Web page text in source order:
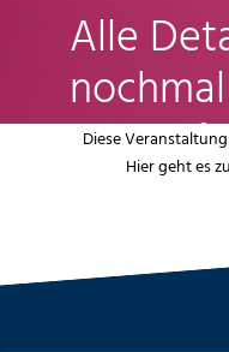
Alle
nochmal
genau
Diese
Hier geht es